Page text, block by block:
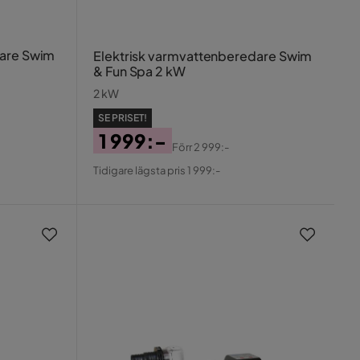
Swim
Elektrisk varmvattenberedare Swim
& Fun Spa 2 kW
2 kW
SE PRISET!
Pris
1 999:-
Original
Förr2 999:-
Tidigare lägsta pris 1 999:-